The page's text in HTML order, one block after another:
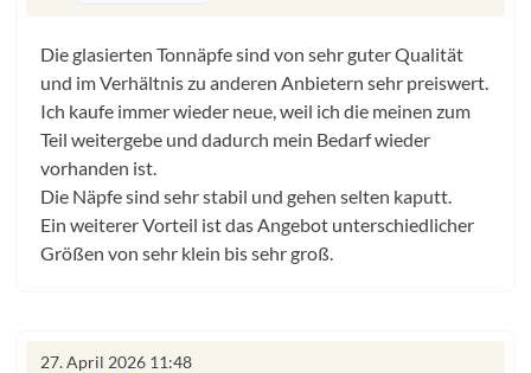
Die glasierten Tonnäpfe sind von sehr guter Qualität
und im Verhältnis zu anderen Anbietern sehr preiswert.
Ich kaufe immer wieder neue, weil ich die meinen zum
Teil weitergebe und dadurch mein Bedarf wieder
vorhanden ist.
Die Näpfe sind sehr stabil und gehen selten kaputt.
Ein weiterer Vorteil ist das Angebot unterschiedlicher
Größen von sehr klein bis sehr groß.
27. April 2026 11:48